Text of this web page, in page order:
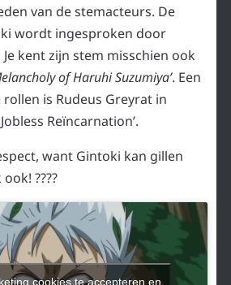
van de stemacteurs. De
wordt ingesproken door
kent zijn stem misschien ook
of Haruhi Suzumiya’. Een
is Rudeus Greyrat in
Reïncarnation’.
want Gintoki kan gillen
????
cookies te accepteren en